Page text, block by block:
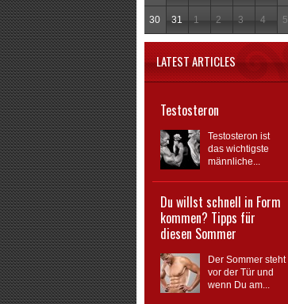
30 31 1 2 3 4 5
LATEST ARTICLES
Testosteron
Testosteron ist
das wichtigste
männliche...
Du willst schnell in Form
kommen? Tipps für
diesen Sommer
Der Sommer steht
vor der Tür und
wenn Du am...